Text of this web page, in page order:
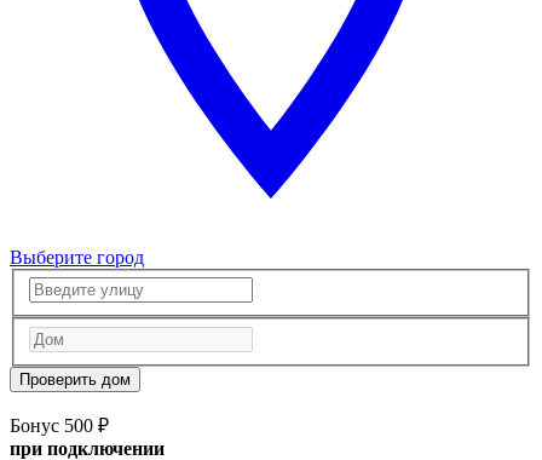
Выберите город
Проверить дом
Бонус 500 ₽
при подключении